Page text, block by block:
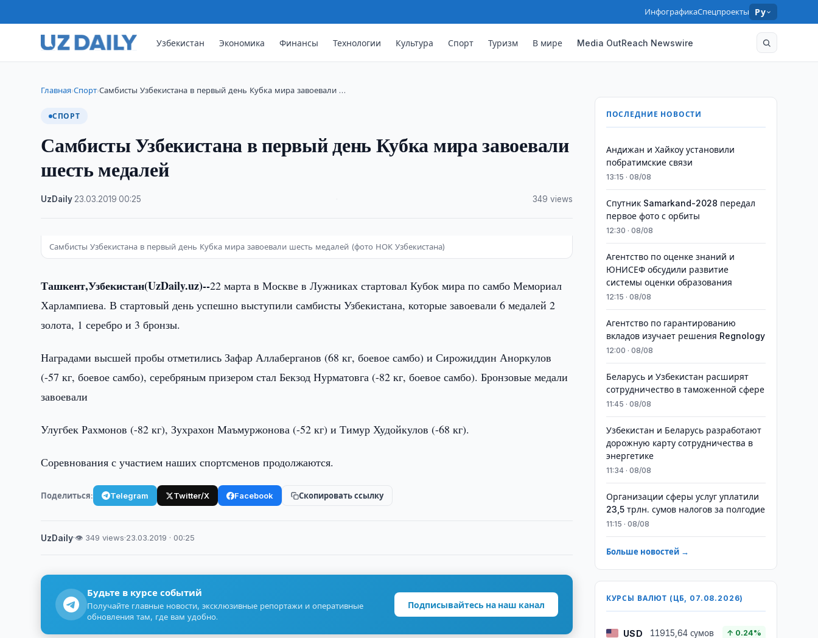
ИнфографикаСпецпроекты Ру
Узбекистан Экономика Финансы Технологии Культура Спорт Туризм В мире Media OutReach Newswire
Главная›Спорт›Самбисты Узбекистана в первый день Кубка мира завоевали …
СПОРТ
Самбисты Узбекистана в первый день Кубка мира завоевали
шесть медалей
UzDaily 23.03.2019 ·00:25 349 views
Самбисты Узбекистана в первый день Кубка мира завоевали шесть медалей (фото НОК Узбекистана)
Ташкент,Узбекистан(UzDaily.uz)--22 марта в Москве в Лужниках стартовал Кубок мира по самбо Мемориал
Харлампиева. В стартовый день успешно выступили самбисты Узбекистана, которые завоевали 6 медалей 2
золота, 1 серебро и 3 бронзы.
Наградами высшей пробы отметились Зафар Аллаберганов (68 кг, боевое самбо) и Сирожиддин Аноркулов
(-57 кг, боевое самбо), серебряным призером стал Бекзод Нурматовга (-82 кг, боевое самбо). Бронзовые медали
завоевали
Улугбек Рахмонов (-82 кг), Зухрахон Маъмуржонова (-52 кг) и Тимур Худойкулов (-68 кг).
Соревнования с участием наших спортсменов продолжаются.
Поделиться: Telegram Twitter/X Facebook Скопировать ссылку
UzDaily·👁 349 views·23.03.2019 · 00:25
Будьте в курсе событий
Получайте главные новости, эксклюзивные репортажи и оперативные
обновления там, где вам удобно.
Подписывайтесь на наш канал
ПОСЛЕДНИЕ НОВОСТИ
Андижан и Хайкоу установили
побратимские связи
13:15 · 08/08
Спутник Samarkand-2028 передал
первое фото с орбиты
12:30 · 08/08
Агентство по оценке знаний и
ЮНИСЕФ обсудили развитие
системы оценки образования
12:15 · 08/08
Агентство по гарантированию
вкладов изучает решения Regnology
12:00 · 08/08
Беларусь и Узбекистан расширят
сотрудничество в таможенной сфере
11:45 · 08/08
Узбекистан и Беларусь разработают
дорожную карту сотрудничества в
энергетике
11:34 · 08/08
Организации сферы услуг уплатили
23,5 трлн. сумов налогов за полгодие
11:15 · 08/08
Больше новостей →
КУРСЫ ВАЛЮТ (ЦБ, 07.08.2026)
USD 11915,64 сумов ↑ 0.24%